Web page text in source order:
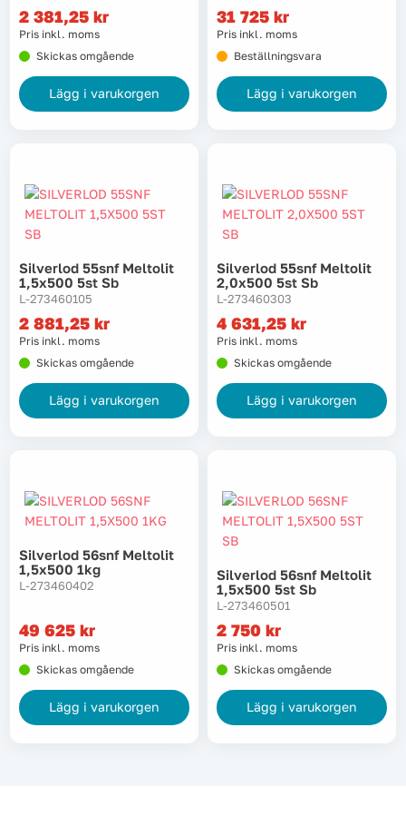
Lyft, transport & materialhantering
Maskiner
Maskintillbehör & förbrukning
Oljor & kem
Outlet
Svets
Tryckluft
Trädgård & utemiljö
Hem Kampanjer
2 381,25 kr
Pris inkl. moms
Skickas omgående
Lägg i varukorgen
31 725 kr
Pris inkl. moms
Beställningsvara
Lägg i varukorgen
Silverlod 55snf Meltolit
1,5x500 5st Sb
L-273460105
2 881,25 kr
Pris inkl. moms
Skickas omgående
Lägg i varukorgen
Silverlod 55snf Meltolit
2,0x500 5st Sb
L-273460303
4 631,25 kr
Pris inkl. moms
Skickas omgående
Lägg i varukorgen
Silverlod 56snf Meltolit
1,5x500 1kg
L-273460402
49 625 kr
Pris inkl. moms
Skickas omgående
Lägg i varukorgen
Silverlod 56snf Meltolit
1,5x500 5st Sb
L-273460501
2 750 kr
Pris inkl. moms
Skickas omgående
Lägg i varukorgen